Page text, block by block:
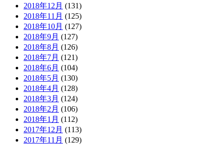
2018年12月 (131)
2018年11月 (125)
2018年10月 (127)
2018年9月 (127)
2018年8月 (126)
2018年7月 (121)
2018年6月 (104)
2018年5月 (130)
2018年4月 (128)
2018年3月 (124)
2018年2月 (106)
2018年1月 (112)
2017年12月 (113)
2017年11月 (129)